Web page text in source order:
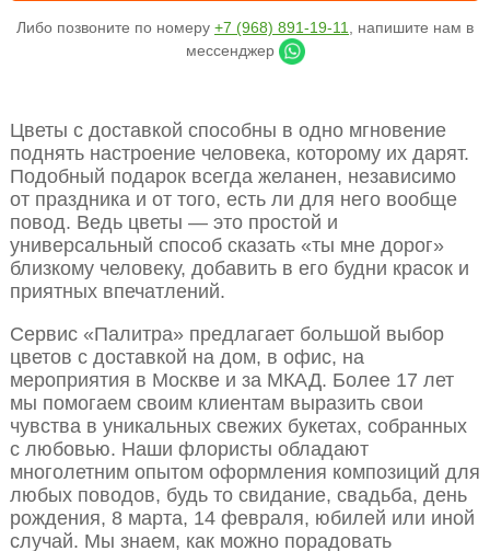
Либо позвоните по номеру +7 (968) 891-19-11
, напишите нам в
мессенджер
Цветы с доставкой способны в одно мгновение
поднять настроение человека, которому их дарят.
Подобный подарок всегда желанен, независимо
от праздника и от того, есть ли для него вообще
повод. Ведь цветы — это простой и
универсальный способ сказать «ты мне дорог»
близкому человеку, добавить в его будни красок и
приятных впечатлений.
Сервис «Палитра» предлагает большой выбор
цветов с доставкой на дом, в офис, на
мероприятия в Москве и за МКАД. Более 17 лет
мы помогаем своим клиентам выразить свои
чувства в уникальных свежих букетах, собранных
с любовью. Наши флористы обладают
многолетним опытом оформления композиций для
любых поводов, будь то свидание, свадьба, день
рождения, 8 марта, 14 февраля, юбилей или иной
случай. Мы знаем, как можно порадовать